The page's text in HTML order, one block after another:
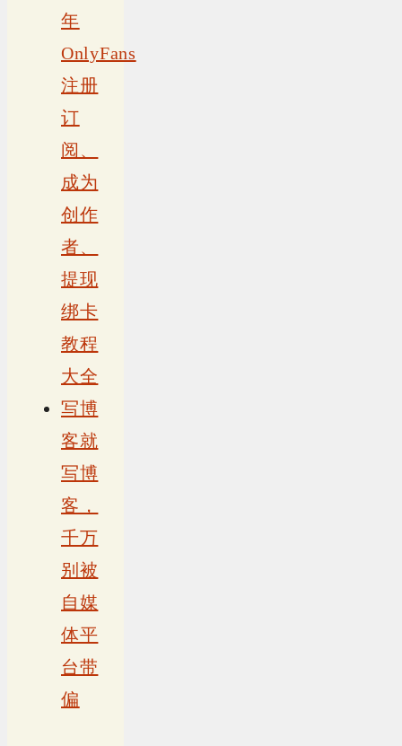
年
OnlyFans
注册
订
阅、
成为
创作
者、
提现
绑卡
教程
大全
写博
客就
写博
客，
千万
别被
自媒
体平
台带
偏